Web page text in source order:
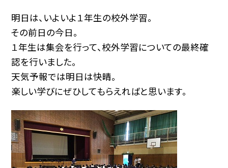
明日は、いよいよ１年生の校外学習。
その前日の今日。
１年生は集会を行って、校外学習についての最終確
認を行いました。
天気予報では明日は快晴。
楽しい学びにぜひしてもらえればと思います。